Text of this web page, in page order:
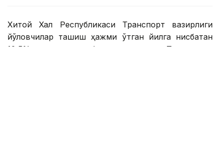
Хитой Халқ Республикаси Транспорт вазирлиги
йўловчилар ташиш ҳажми ўтган йилга нисбатан
10,5% га ошишини башорат қилмоқда. Ташишнинг